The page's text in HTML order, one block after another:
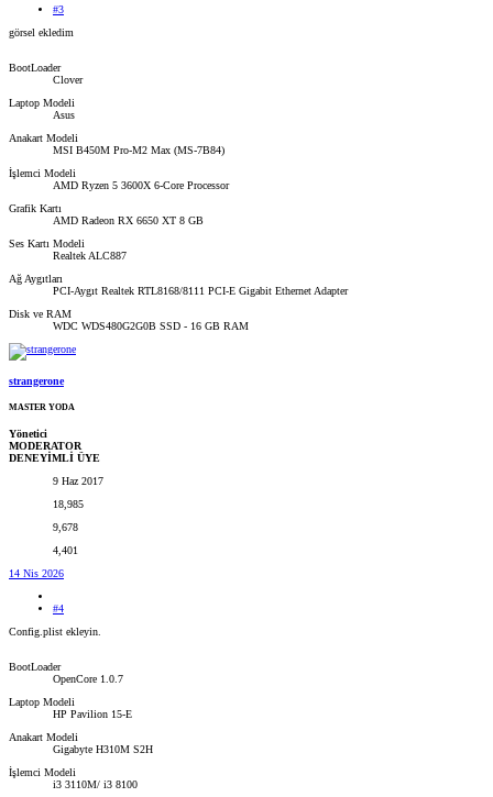
#3
görsel ekledim
BootLoader
Clover
Laptop Modeli
Asus
Anakart Modeli
MSI B450M Pro-M2 Max (MS-7B84)
İşlemci Modeli
AMD Ryzen 5 3600X 6-Core Processor
Grafik Kartı
AMD Radeon RX 6650 XT 8 GB
Ses Kartı Modeli
Realtek ALC887
Ağ Aygıtları
PCI-Aygıt Realtek RTL8168/8111 PCI-E Gigabit Ethernet Adapter
Disk ve RAM
WDC WDS480G2G0B SSD - 16 GB RAM
strangerone
MASTER YODA
Yönetici
MODERATOR
DENEYİMLİ ÜYE
9 Haz 2017
18,985
9,678
4,401
14 Nis 2026
#4
Config.plist ekleyin.
BootLoader
OpenCore 1.0.7
Laptop Modeli
HP Pavilion 15-E
Anakart Modeli
Gigabyte H310M S2H
İşlemci Modeli
i3 3110M/ i3 8100